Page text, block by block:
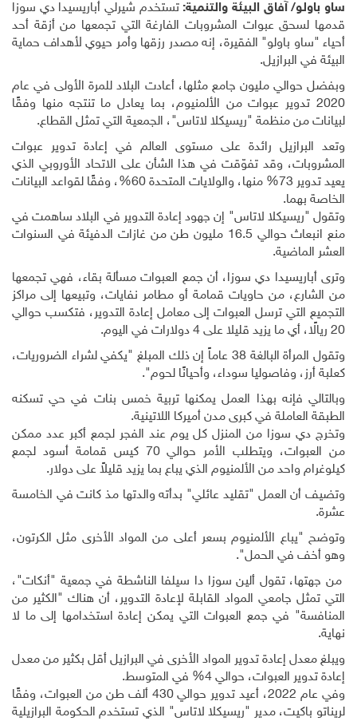
ساو باولو/ آفاق البيئة والتنمية: تستخدم شيرلي أباريسيدا دي سوزا
قدمها لسحق عبوات المشروبات الفارغة التي تجمعها من أزقة أحد
أحياء "ساو باولو" الفقيرة، إنه مصدر رزقها وأمر حيوي لأهداف حماية
البيئة في البرازيل.
وبفضل حوالي مليون جامع مثلها، أعادت البلاد للمرة الأولى في عام
2020 تدوير عبوات من الألمنيوم، بما يعادل ما تنتجه منها وفقًا
لبيانات من منظمة "ريسيكلا لاتاس"، الجمعية التي تمثل القطاع.
وتعد البرازيل رائدة على مستوى العالم في إعادة تدوير عبوات
المشروبات، وقد تفوّقت في هذا الشأن على الاتحاد الأوروبي الذي
يعيد تدوير 73% منها، والولايات المتحدة 60%، وفقًا لقواعد البيانات
الخاصة بهما.
وتقول "ريسيكلا لاتاس" إن جهود إعادة التدوير في البلاد ساهمت في
منع انبعاث حوالي 16.5 مليون طن من غازات الدفيئة في السنوات
العشر الماضية.
وترى أباريسيدا دي سوزا، أن جمع العبوات مسألة بقاء، فهي تجمعها
من الشارع، من حاويات قمامة أو مطامر نفايات، وتبيعها إلى مراكز
التجميع التي ترسل العبوات إلى معامل إعادة التدوير، فتكسب حوالي
20 ريالًا، أي ما يزيد قليلا على 4 دولارات في اليوم
.
وتقول المرأة البالغة 38 عاماً إن ذلك المبلغ "يكفي لشراء الضروريات،
كعلبة أرز، وفاصوليا سوداء، وأحيانًا لحوم".
وبالتالي فإنه بهذا العمل يمكنها تربية خمس بنات في حي تسكنه
الطبقة العاملة في كبرى مدن أميركا اللاتينية.
وتخرج دي سوزا من المنزل كل يوم عند الفجر لجمع أكبر عدد ممكن
من العبوات، ويتطلب الأمر حوالي 70 كيس قمامة أسود لجمع
كيلوغرام واحد من الألمنيوم الذي يباع بما يزيد قليلاً على دولار.
وتضيف أن العمل "تقليد عائلي" بدأته والدتها مذ كانت في الخامسة
عشرة.
وتوضح "يباع الألمنيوم بسعر أعلى من المواد الأخرى مثل الكرتون،
وهو أخف في الحمل".
من جهتها، تقول ألين سوزا دا سيلفا الناشطة في جمعية "أنكات"،
التي تمثل جامعي المواد القابلة لإعادة التدوير، أن هناك "الكثير من
المنافسة" في جمع العبوات التي يمكن إعادة استخدامها إلى ما لا
نهاية.
ويبلغ معدل إعادة تدوير المواد الأخرى في البرازيل أقل بكثير من معدل
إعادة تدوير العبوات، حوالي 4% في المتوسط
.
وفي عام 2022، أعيد تدوير حوالي 430 ألف طن من العبوات، وفقًا
لريناتو باكيت، مدير "ريسيكلا لاتاس" الذي تستخدم الحكومة البرازيلية